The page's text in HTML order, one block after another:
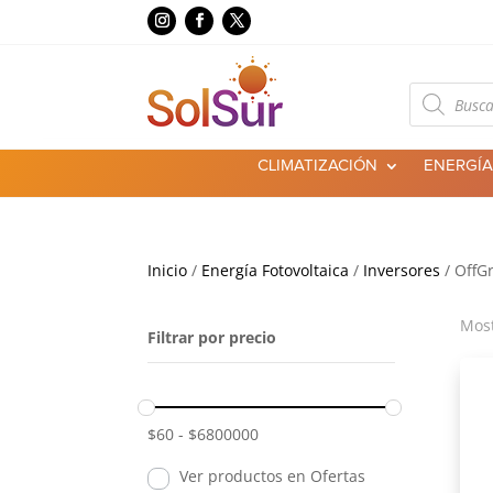
Búsqueda
de
productos
CLIMATIZACIÓN
Inicio / Energía Fotovoltaica / Inversores /
Filtrar por precio
$60 - $6800000
Ver productos en Ofertas